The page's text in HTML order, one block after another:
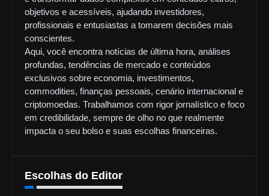
objetivos e acessíveis, ajudando investidores,
profissionais e entusiastas a tomarem decisões mais
conscientes.
Aqui, você encontra notícias de última hora, análises
profundas, tendências de mercado e conteúdos
exclusivos sobre economia, investimentos,
commodities, finanças pessoais, cenário internacional e
criptomoedas. Trabalhamos com rigor jornalístico e foco
em credibilidade, sempre de olho no que realmente
impacta o seu bolso e suas escolhas financeiras.
Escolhas do Editor